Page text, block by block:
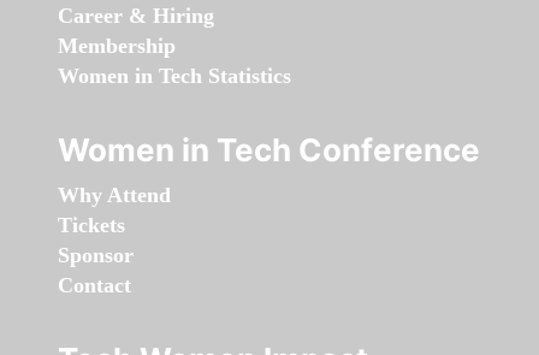
Career & Hiring
Membership
Women in Tech Statistics
Women in Tech Conference
Why Attend
Tickets
Sponsor
Contact